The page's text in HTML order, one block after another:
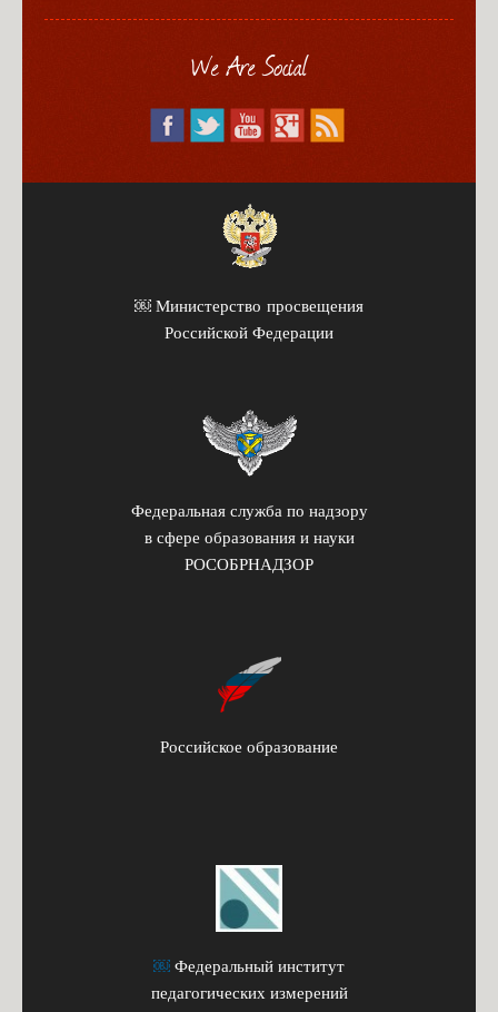
We Are Social
￼ Министерство просвещения
Российской Федерации
Федеральная служба по надзору
в сфере образования и науки
РОСОБРНАДЗОР
Российское образование
￼ Федеральный институт
педагогических измерений